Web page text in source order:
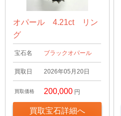
オパール 4.21ct リン
グ
宝石名 ブラックオパール
買取日 2026年05月20日
買取価格 200,000 円
買取宝石詳細へ